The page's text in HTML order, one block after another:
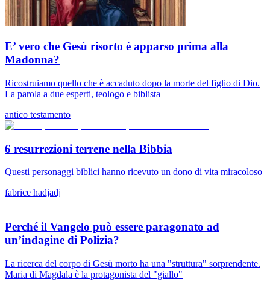
E’ vero che Gesù risorto è apparso prima alla
Madonna?
Ricostruiamo quello che è accaduto dopo la morte del figlio di Dio.
La parola a due esperti, teologo e biblista
antico testamento
6 resurrezioni terrene nella Bibbia
Questi personaggi biblici hanno ricevuto un dono di vita miracoloso
fabrice hadjadj
Perché il Vangelo può essere paragonato ad
un’indagine di Polizia?
La ricerca del corpo di Gesù morto ha una "struttura" sorprendente.
Maria di Magdala è la protagonista del "giallo"